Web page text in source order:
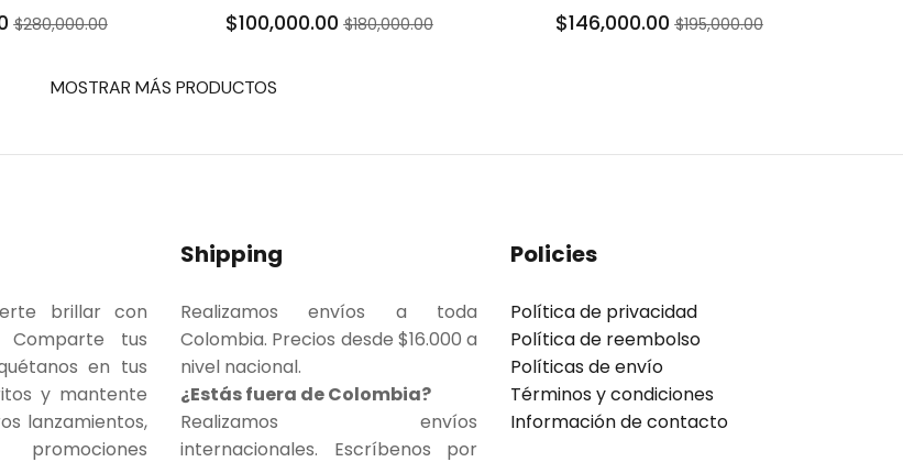
$280,000.00 $100,000.00 $180,000.00 $146,000.00 $195,000.00
brillar con
tus
en tus
y mantente
lanzamientos,
Shipping
Realizamos envíos a toda
Colombia. Precios desde $16.000 a
nivel nacional.
¿Estás fuera de Colombia?
Realizamos envíos
internacionales. Escríbenos por
Policies
Política de privacidad
Política de reembolso
Políticas de envío
Términos y condiciones
Información de contacto